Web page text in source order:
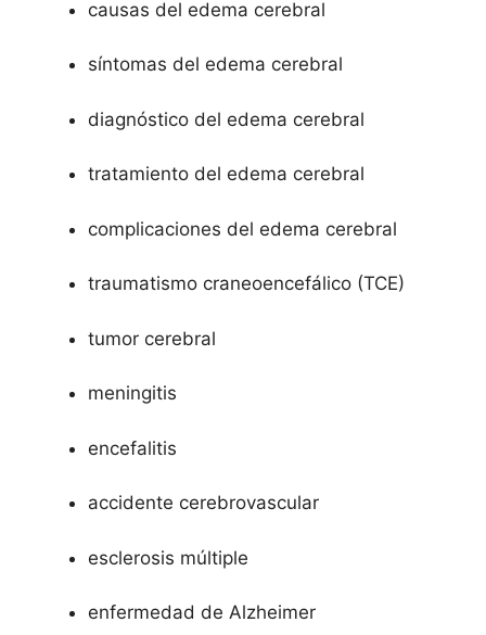
causas del edema cerebral
síntomas del edema cerebral
diagnóstico del edema cerebral
tratamiento del edema cerebral
complicaciones del edema cerebral
traumatismo craneoencefálico (TCE)
tumor cerebral
meningitis
encefalitis
accidente cerebrovascular
esclerosis múltiple
enfermedad de Alzheimer